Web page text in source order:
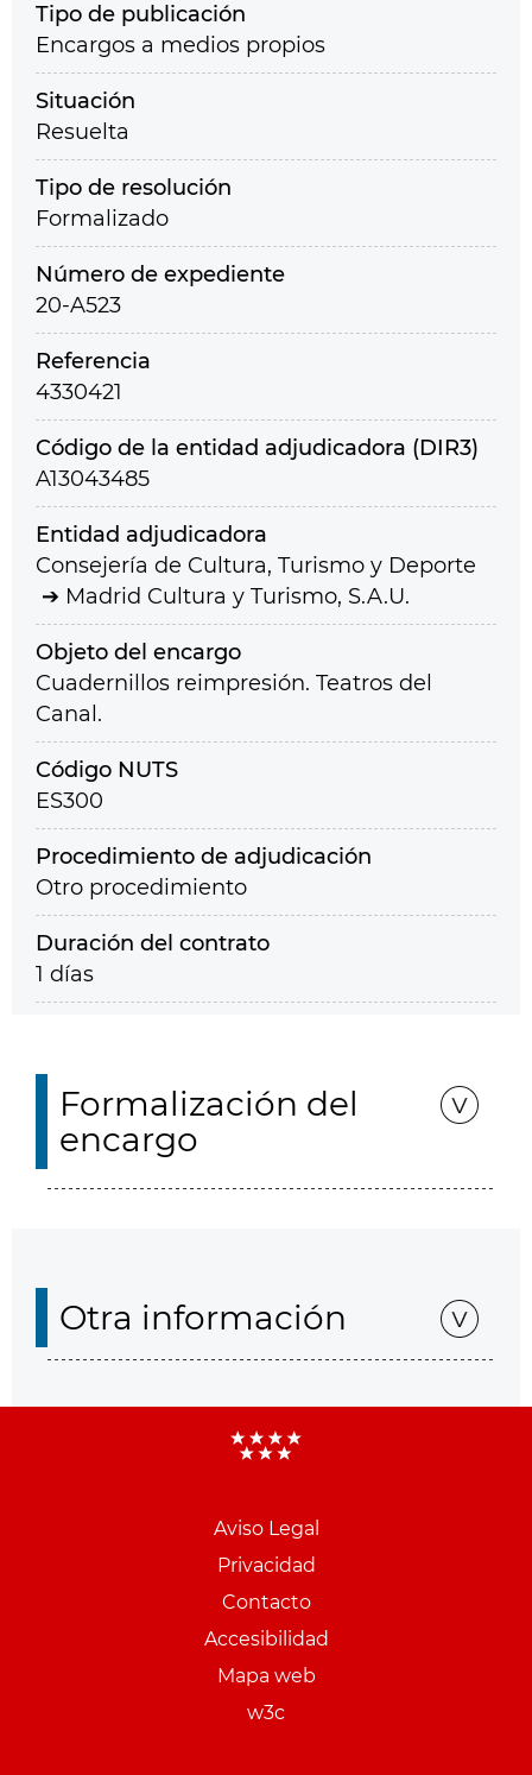
Tipo de publicación
Encargos a medios propios
Situación
Resuelta
Tipo de resolución
Formalizado
Número de expediente
20-A523
Referencia
4330421
Código de la entidad adjudicadora (DIR3)
A13043485
Entidad adjudicadora
Consejería de Cultura, Turismo y Deporte
Madrid Cultura y Turismo, S.A.U.
Objeto del encargo
Cuadernillos reimpresión. Teatros del
Canal.
Código NUTS
ES300
Procedimiento de adjudicación
Otro procedimiento
Duración del contrato
1 días
Formalización del
encargo
Otra información
Aviso Legal
Privacidad
Contacto
Accesibilidad
Mapa web
w3c